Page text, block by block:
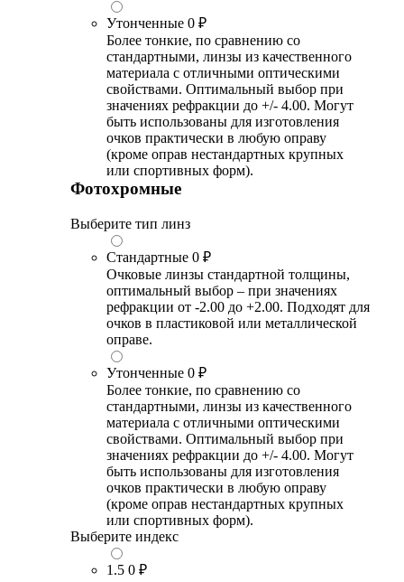
Утонченные 0 ₽
Более тонкие, по сравнению со
стандартными, линзы из качественного
материала с отличными оптическими
свойствами. Оптимальный выбор при
значениях рефракции до +/- 4.00. Могут
быть использованы для изготовления
очков практически в любую оправу
(кроме оправ нестандартных крупных
или спортивных форм).
Фотохромные
Выберите тип линз
Стандартные 0 ₽
Очковые линзы стандартной толщины,
оптимальный выбор – при значениях
рефракции от -2.00 до +2.00. Подходят для
очков в пластиковой или металлической
оправе.
Утонченные 0 ₽
Более тонкие, по сравнению со
стандартными, линзы из качественного
материала с отличными оптическими
свойствами. Оптимальный выбор при
значениях рефракции до +/- 4.00. Могут
быть использованы для изготовления
очков практически в любую оправу
(кроме оправ нестандартных крупных
или спортивных форм).
Выберите индекс
1.5 0 ₽